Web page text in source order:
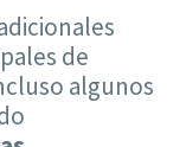
de
algunos